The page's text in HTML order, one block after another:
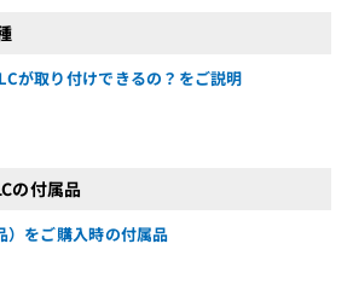
が取り付けできるの？をご説明
の付属品
をご購入時の付属品